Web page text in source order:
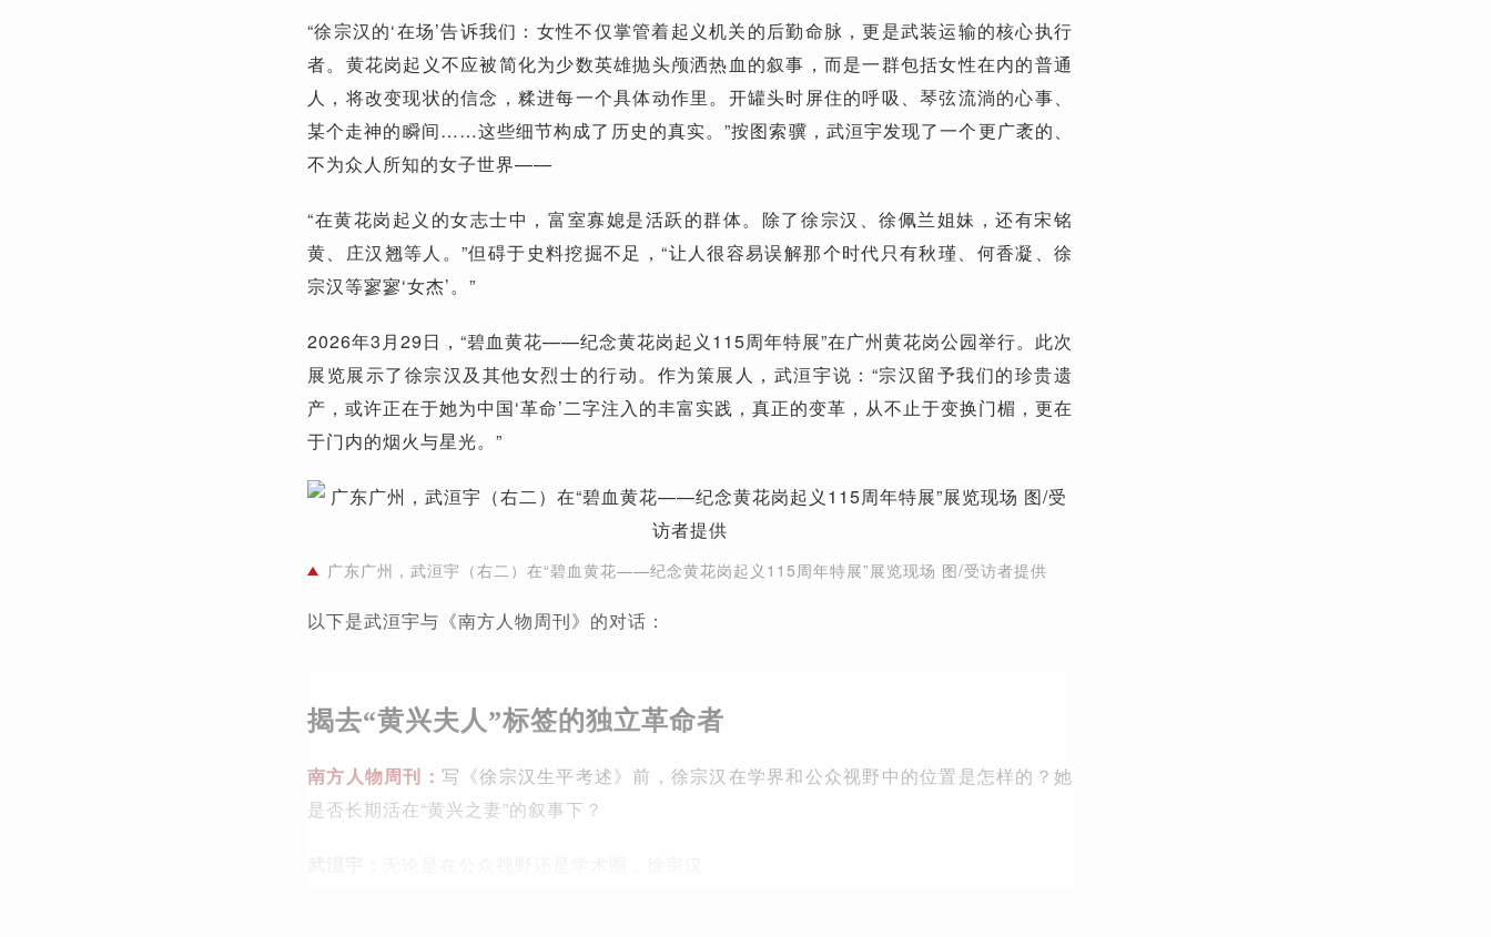
“徐宗汉的‘在场’告诉我们：女性不仅掌管着起义机关的后勤命脉，更是武装运输的核心执行
者。黄花岗起义不应被简化为少数英雄抛头颅洒热血的叙事，而是一群包括女性在内的普通
人，将改变现状的信念，糅进每一个具体动作里。开罐头时屏住的呼吸、琴弦流淌的心事、
某个走神的瞬间……这些细节构成了历史的真实。”按图索骥，武洹宇发现了一个更广袤的、
不为众人所知的女子世界——
“在黄花岗起义的女志士中，富室寡媳是活跃的群体。除了徐宗汉、徐佩兰姐妹，还有宋铭
黄、庄汉翘等人。”但碍于史料挖掘不足，“让人很容易误解那个时代只有秋瑾、何香凝、徐
宗汉等寥寥‘女杰’。”
2026年3月29日，“碧血黄花——纪念黄花岗起义115周年特展”在广州黄花岗公园举行。此次
展览展示了徐宗汉及其他女烈士的行动。作为策展人，武洹宇说：“宗汉留予我们的珍贵遗
产，或许正在于她为中国‘革命’二字注入的丰富实践，真正的变革，从不止于变换门楣，更在
于门内的烟火与星光。”
广东广州，武洹宇（右二）在“碧血黄花——纪念黄花岗起义115周年特展”展览现场 图/受访者提供
以下是武洹宇与《南方人物周刊》的对话：
揭去“黄兴夫人”标签的独立革命者
南方人物周刊： 写《徐宗汉生平考述》前，徐宗汉在学界和公众视野中的位置是怎样的？她
是否长期活在“黄兴之妻”的叙事下？